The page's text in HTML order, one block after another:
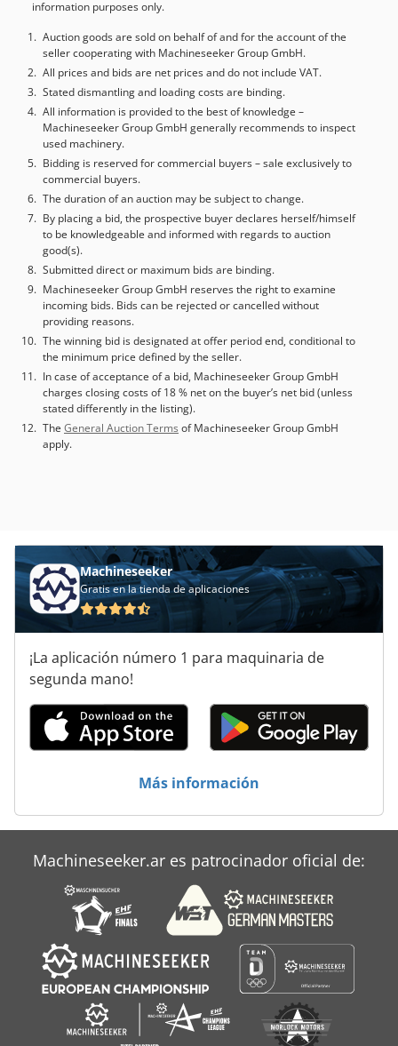
de funcionamiento Disponible a partir de junio de 2026 En
muy buen estado.
information purposes only.
Auction goods are sold on behalf of and for the account of the
seller cooperating with Machineseeker Group GmbH.
All prices and bids are net prices and do not include VAT.
Stated dismantling and loading costs are binding.
All information is provided to the best of knowledge –
Machineseeker Group GmbH generally recommends to inspect
used machinery.
Bidding is reserved for commercial buyers – sale exclusively to
commercial buyers.
The duration of an auction may be subject to change.
By placing a bid, the prospective buyer declares herself/himself
to be knowledgeable and informed with regards to auction
good(s).
Submitted direct or maximum bids are binding.
Machineseeker Group GmbH reserves the right to examine
incoming bids. Bids can be rejected or cancelled without
providing reasons.
The winning bid is designated at offer period end, conditional to
the minimum price defined by the seller.
In case of acceptance of a bid, Machineseeker Group GmbH
charges closing costs of 18 % net on the buyer’s net bid (unless
stated differently in the listing).
The General Auction Terms of Machineseeker Group GmbH
apply.
Machineseeker
Gratis en la tienda de aplicaciones
¡La aplicación número 1 para maquinaria de
segunda mano!
Más información
Machineseeker.ar es patrocinador oficial de: